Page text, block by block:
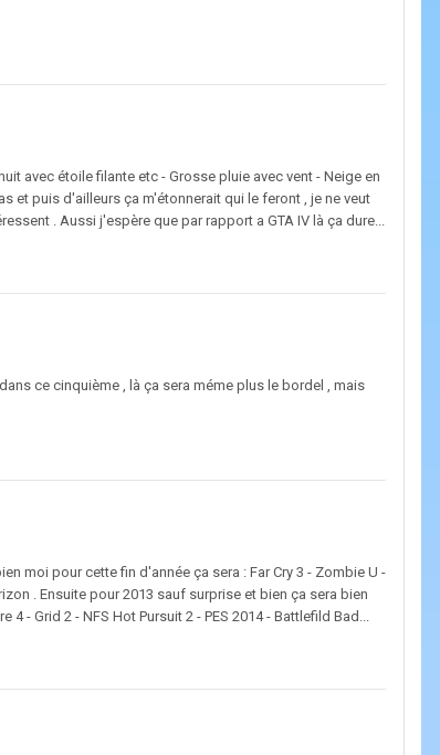
avec étoile filante etc - Grosse pluie avec vent - Neige en
et puis d'ailleurs ça m'étonnerait qui le feront , je ne veut
. Aussi j'espère que par rapport a GTA IV là ça dure...
ce cinquième , là ça sera méme plus le bordel , mais
moi pour cette fin d'année ça sera : Far Cry 3 - Zombie U -
. Ensuite pour 2013 sauf surprise et bien ça sera bien
- Grid 2 - NFS Hot Pursuit 2 - PES 2014 - Battlefild Bad...